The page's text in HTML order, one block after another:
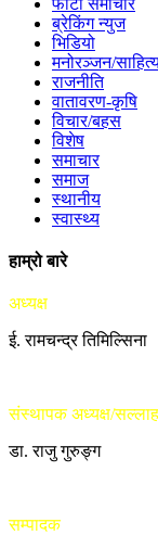
ब्रेकिंग न्युज
भिडियो
मनोरञ्जन/
राजनीति
वातावरण-कृषि
विचार/बहस
विशेष
समाचार
समाज
स्थानीय
स्वास्थ्य
हाम्रो बारे
अध्यक्ष
ई. रामचन्द्र तिमिल्सिना
संस्थापक अध्यक्ष/
डा. राजु गुरुङ्ग
सम्पादक